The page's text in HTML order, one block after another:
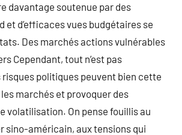
davantage soutenue par des
et d’efficaces vues budgétaires se
Des marchés actions vulnérables
Cependant, tout n’est pas
politiques peuvent bien cette
marchés et provoquer des
volatilisation. On pense fouillis au
sino-américain, aux tensions qui